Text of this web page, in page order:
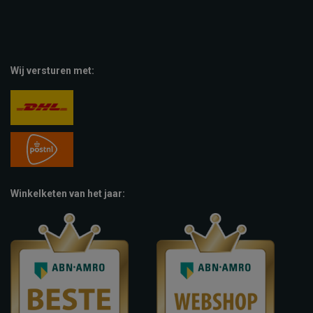
Wij versturen met:
Winkelketen van het jaar: